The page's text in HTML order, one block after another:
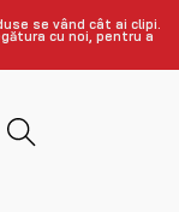
se vând cât ai clipi.
cu noi, pentru a